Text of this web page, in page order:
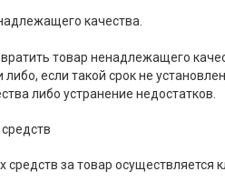
качества.
товар ненадлежащего
либо, если такой срок не
либо устранение недостатков.
за товар осуществляется